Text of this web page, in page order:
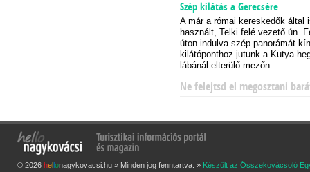
Szép kilátás a Gerecsére
A már a római kereskedők által
használt, Telki felé vezető ún.
úton indulva szép panorámát
kilátóponthoz jutunk a Kutya-
lábánál elterülő mezőn.
Ne felejtsd el megosztani
© 2026 hellonagykovacsi.hu » Minden jog fenntartva. » Készült az Összekovácsoló